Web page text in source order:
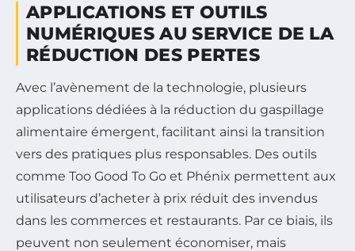
APPLICATIONS ET OUTILS
NUMÉRIQUES AU SERVICE DE LA
RÉDUCTION DES PERTES
Avec l’avènement de la technologie, plusieurs
applications dédiées à la réduction du gaspillage
alimentaire émergent, facilitant ainsi la transition
vers des pratiques plus responsables. Des outils
comme Too Good To Go et Phénix permettent aux
utilisateurs d’acheter à prix réduit des invendus
dans les commerces et restaurants. Par ce biais, ils
peuvent non seulement économiser, mais